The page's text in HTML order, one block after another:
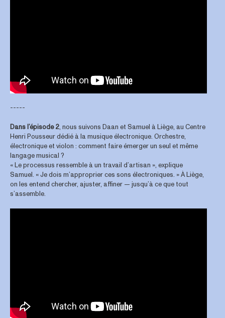
-----
Dans l’épisode 2, nous suivons Daan et Samuel à Liège, au Centre
Henri Pousseur dédié à la musique électronique. Orchestre,
électronique et violon : comment faire émerger un seul et même
langage musical ?
« Le processus ressemble à un travail d’artisan », explique
Samuel. « Je dois m’approprier ces sons électroniques. » À Liège,
on les entend chercher, ajuster, affiner — jusqu’à ce que tout
s’assemble.